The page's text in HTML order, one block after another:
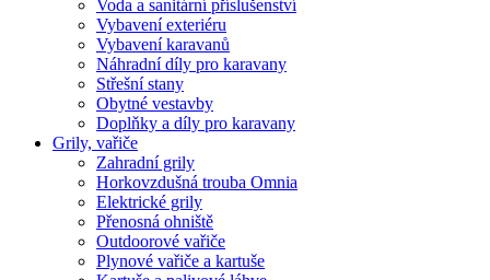
Voda a sanitární příslušenství
Vybavení exteriéru
Vybavení karavanů
Náhradní díly pro karavany
Střešní stany
Obytné vestavby
Doplňky a díly pro karavany
Grily, vařiče
Zahradní grily
Horkovzdušná trouba Omnia
Elektrické grily
Přenosná ohniště
Outdoorové vařiče
Plynové vařiče a kartuše